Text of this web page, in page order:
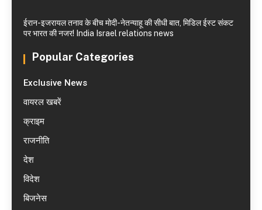
ईरान-इजरायल तनाव के बीच मोदी-नेतन्याहू की सीधी बात, मिडिल ईस्ट संकट
पर भारत की नजर! India Israel relations news
Popular Categories
Exclusive News
वायरल खबरें
क्राइम
राजनीति
देश
विदेश
बिजनेस